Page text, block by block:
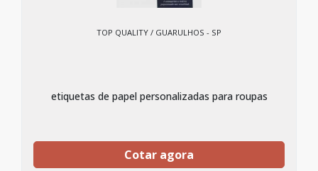
TOP QUALITY / GUARULHOS - SP
etiquetas de papel personalizadas para roupas
Cotar agora